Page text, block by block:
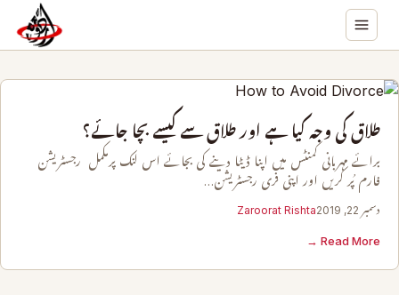
طلاق کی وجہ کیا ہے اور طلاق سے کیسے بچا جائے؟
برائے مہربانی کمنٹس میں اپنا ڈیٹا دینے کی بجائے اس لنک پرمکمل رجسٹریشن
فارم پُر کریں اور اپنی فری رجسٹریشن…
دسمبر 22, 2019 Zaroorat Rishta
Read More →